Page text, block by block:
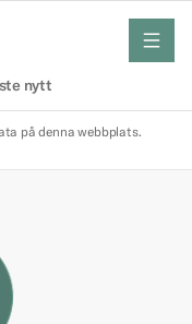
nytt
meny
på denna webbplats.